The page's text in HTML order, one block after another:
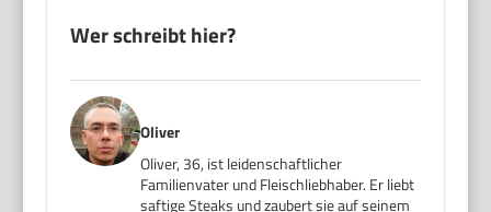
Wer schreibt hier?
Oliver
Oliver, 36, ist leidenschaftlicher
Familienvater und Fleischliebhaber. Er liebt
saftige Steaks und zaubert sie auf seinem